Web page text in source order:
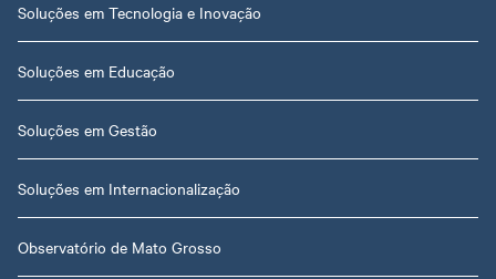
Soluções em Tecnologia e Inovação
Soluções em Educação
Soluções em Gestão
Soluções em Internacionalização
Observatório de Mato Grosso